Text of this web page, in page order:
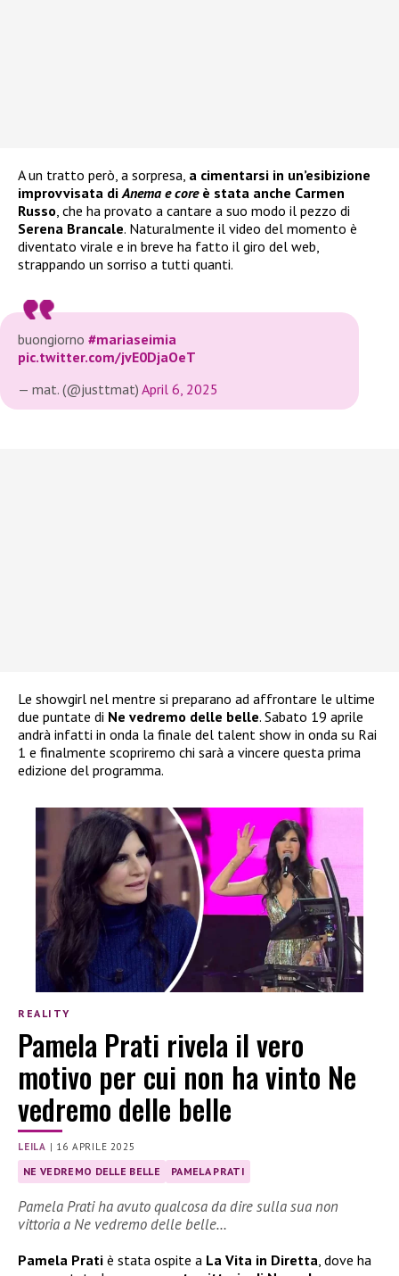
A un tratto però, a sorpresa, a cimentarsi in un’esibizione
improvvisata diAnema e coreè stata anche Carmen
Russo, che ha provato a cantare a suo modo il pezzo di
Serena Brancale. Naturalmente il video del momento è
diventato virale e in breve ha fatto il giro del web,
strappando un sorriso a tutti quanti.
buongiorno #mariaseimia
pic.twitter.com/jvE0DjaOeT
— mat. (@justtmat) April 6, 2025
Le showgirl nel mentre si preparano ad affrontare le ultime
due puntate di Ne vedremo delle belle. Sabato 19 aprile
andrà infatti in onda la finale del talent show in onda su Rai
1 e finalmente scopriremo chi sarà a vincere questa prima
edizione del programma.
REALITY
Pamela Prati rivela il vero
motivo per cui non ha vinto Ne
vedremo delle belle
LEILA | 16 APRILE 2025
NE VEDREMO DELLE BELLE PAMELA PRATI
Pamela Prati ha avuto qualcosa da dire sulla sua non
vittoria a Ne vedremo delle belle…
Pamela Prati è stata ospite a La Vita in Diretta, dove ha